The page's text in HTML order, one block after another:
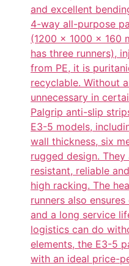
and excellent
4-way all-purpose
(1200 x 1000 x 160
has three runners),
from PE, it is
recyclable. Without
unnecessary in
Palgrip anti-slip
E3-5 models,
wall thickness, six
rugged design.
resistant, reliable
high racking. The
runners also
and a long service
logistics can do
elements, the E3-5
with an ideal price-